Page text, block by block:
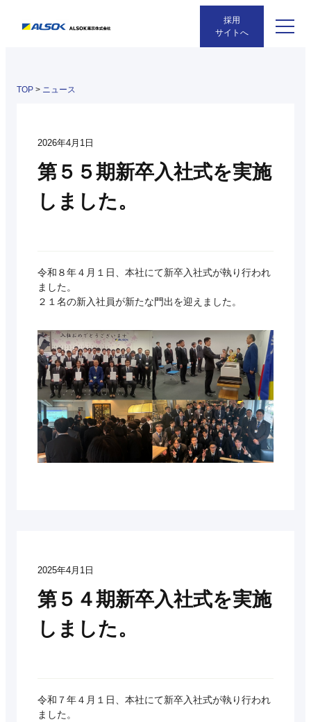
採用
サイトへ
TOP > ニュース
2026年4月1日
第５５期新卒入社式を実施
しました。
令和８年４月１日、本社にて新卒入社式が執り行われ
ました。
２１名の新入社員が新たな門出を迎えました。
2025年4月1日
第５４期新卒入社式を実施
しました。
令和７年４月１日、本社にて新卒入社式が執り行われ
ました。